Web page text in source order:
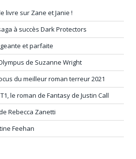
livre sur Zane et Janie !
à succès Dark Protectors
et parfaite
de Suzanne Wright
du meilleur roman terreur 2021
le roman de Fantasy de Justin Call
Rebecca Zanetti
Feehan